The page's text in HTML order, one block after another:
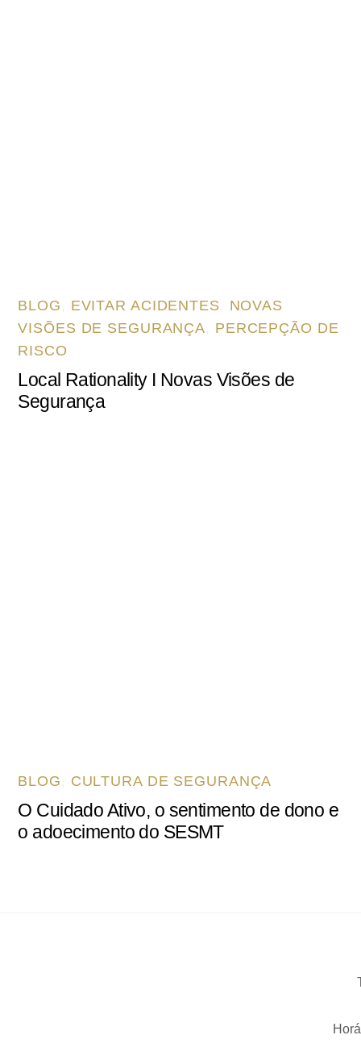
BLOG EVITAR ACIDENTES
NOVAS
VISÕES DE SEGURANÇA
PERCEPÇÃO DE
RISCO
Local Rationality I Novas Visões de
Segurança
BLOG CULTURA DE SEGURANÇA
O Cuidado Ativo, o sentimento de dono e
o adoecimento do SESMT